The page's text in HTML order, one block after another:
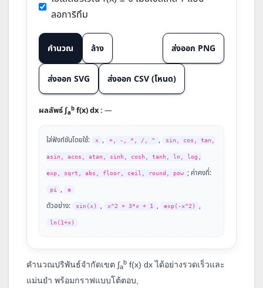
ลอการิทึม
คำนวณ ล้าง ส่งออก PNG
ส่งออก SVG ส่งออก CSV (โหนด)
ผลลัพธ์ ∫a
b f(x) dx : —
ใส่ฟังก์ชันโดยใช้: x , +, -, *, /, ^ , sin, cos, tan,
asin, acos, atan, sinh, cosh, tanh, ln, log,
exp, sqrt, abs, floor, ceil, round, pow ; ค่าคงที่:
pi , e
ตัวอย่าง: sin(x) , x^2 + 3*x + 1 , exp(-x^2) ,
ln(1+x)
คำนวณปริพันธ์จำกัดเขต ∫a
b f(x) dxได้อย่างรวดเร็วและ
แม่นยำ พร้อมกราฟแบบโต้ตอบ,